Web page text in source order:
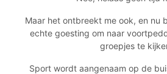
Maar het ontbreekt me ook, en nu
echte goesting om naar
groepjes te
Sport wordt aangenaam op de